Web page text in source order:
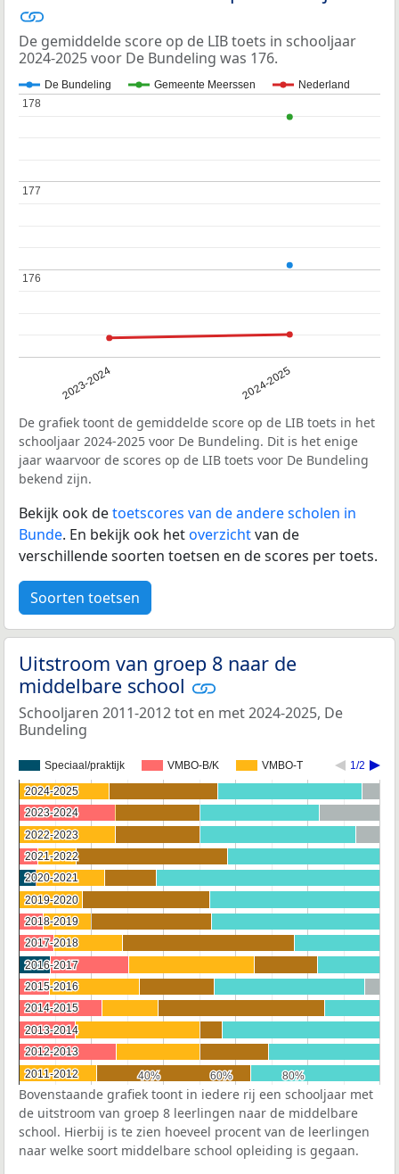
De gemiddelde score op de LIB toets in schooljaar
2024-2025 voor De Bundeling was 176.
De Bundeling Gemeente Meerssen Nederland
2023-2024 2024-2025
176
176
177
177
178
178
De grafiek toont de gemiddelde score op de LIB toets in het
schooljaar 2024-2025 voor De Bundeling. Dit is het enige
jaar waarvoor de scores op de LIB toets voor De Bundeling
bekend zijn.
Bekijk ook detoetscores van de andere scholen in
Bunde. En bekijk ook hetoverzichtvan de
verschillende soorten toetsen en de scores per toets.
Soorten toetsen
Uitstroom van groep 8 naar de
middelbare school
Schooljaren 2011-2012 tot en met 2024-2025, De
Bundeling
Speciaal/praktijk VMBO-B/K VMBO-T 1/2
40%
40% 60%
60% 80%
80%
2024-2025
2024-2025
2023-2024
2023-2024
2022-2023
2022-2023
2021-2022
2021-2022
2020-2021
2020-2021
2019-2020
2019-2020
2018-2019
2018-2019
2017-2018
2017-2018
2016-2017
2016-2017
2015-2016
2015-2016
2014-2015
2014-2015
2013-2014
2013-2014
2012-2013
2012-2013
2011-2012
2011-2012
Bovenstaande grafiek toont in iedere rij een schooljaar met
de uitstroom van groep 8 leerlingen naar de middelbare
school. Hierbij is te zien hoeveel procent van de leerlingen
naar welke soort middelbare school opleiding is gegaan.